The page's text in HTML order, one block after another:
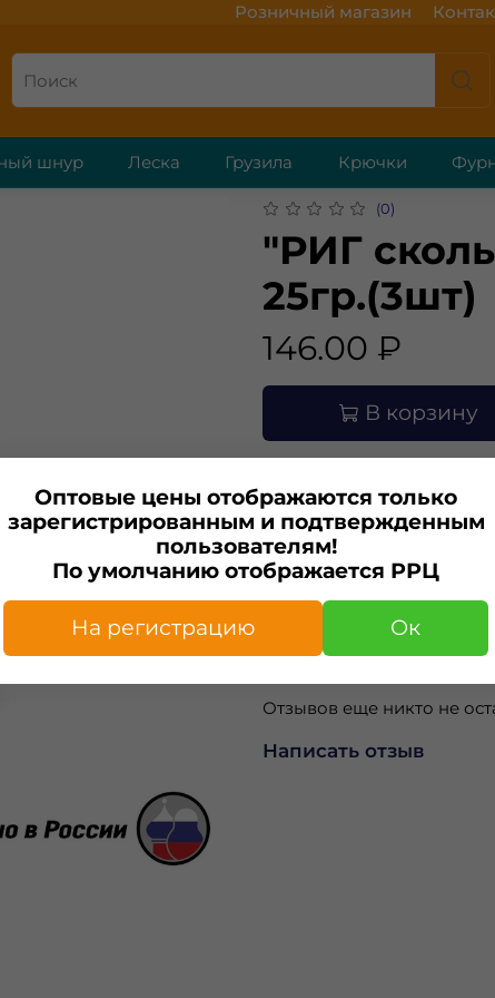
Розничный магазин
шнур Леска Грузила Крючки
(0)
"РИГ
25гр.(3шт)
146.00 ₽
В корзину
Характеристики
Изготовитель
Отзывов еще никто не
Написать отзыв
Оптовые цены отображаются только
зарегистрированным и подтвержденным
пользователям!
По умолчанию отображается РРЦ
На регистрацию Ок